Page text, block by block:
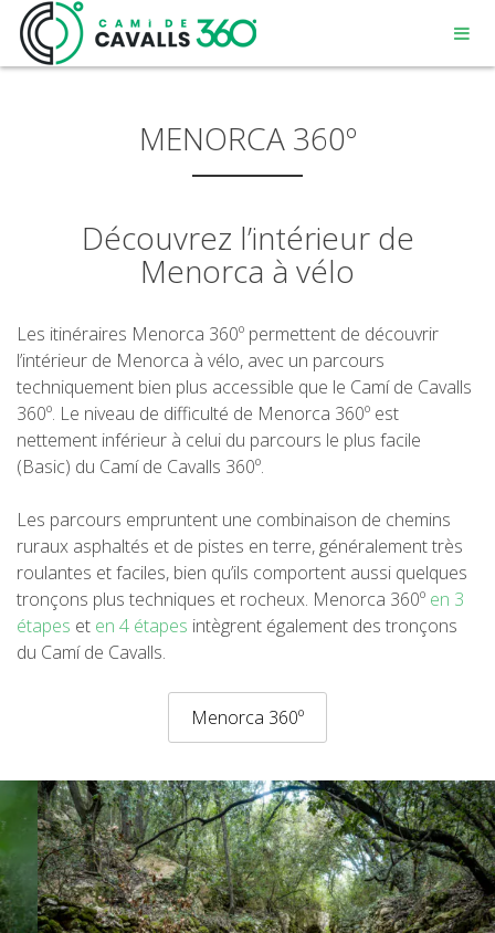
MENORCA
PARCOURS DE 360º
13 ÉTAPES
10 ÉTAPES
7 ÉTAPES
6 ÉTAPES
VTT
MENORCA 360º
Découvrez l’intérieur de
Menorca à vélo
Les itinéraires Menorca 360º permettent de découvrir
l’intérieur de Menorca à vélo, avec un parcours
techniquement bien plus accessible que le Camí de Cavalls
360º. Le niveau de difficulté de Menorca 360º est
nettement inférieur à celui du parcours le plus facile
(Basic) du Camí de Cavalls 360º.
Les parcours empruntent une combinaison de chemins
ruraux asphaltés et de pistes en terre, généralement très
roulantes et faciles, bien qu’ils comportent aussi quelques
tronçons plus techniques et rocheux. Menorca 360º en 3
étapes et en 4 étapes intègrent également des tronçons
du Camí de Cavalls.
Menorca 360º